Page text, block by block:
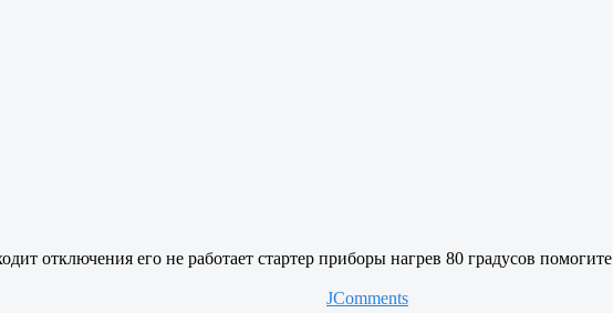
отключения его не работает стартер приборы нагрев 80 градусов помогите
JComments